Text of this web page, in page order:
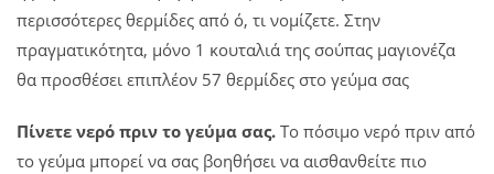
περισσότερες θερμίδες από ό, τι νομίζετε. Στην
πραγματικότητα, μόνο 1 κουταλιά της σούπας μαγιονέζα
θα προσθέσει επιπλέον 57 θερμίδες στο γεύμα σας
Πίνετε νερό πριν το γεύμα σας. Το πόσιμο νερό πριν από
το γεύμα μπορεί να σας βοηθήσει να αισθανθείτε πιο